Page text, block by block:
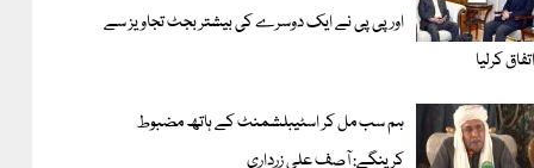
اور پی پی نے ایک دوسرے کی بیشتر بجٹ تجاویز سے
اتفاق کرلیا
ہم سب مل کر اسٹیبلشمنٹ کے ہاتھ مضبوط
کرینگے: آصف علی زرداری